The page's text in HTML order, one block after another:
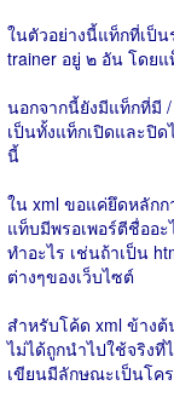
ในตัวอย่างนี้แท็กที่เป็
trainer อยู่ ๒ อัน โดย
นอกจากนี้ยังมีแท็กที่มี
เป็นทั้งแท็กเปิดและปิ
นี้
ใน xml ขอแค่ยึดหลักก
แท็บมีพรอเพอร์ตีชื่ออ
ทำอะไร เช่นถ้าเป็น
ต่างๆของเว็บไซต์
สำหรับโค้ด xml ข้าง
ไม่ได้ถูกนำไปใช้จริง
เขียนมีลักษณะเป็นโค